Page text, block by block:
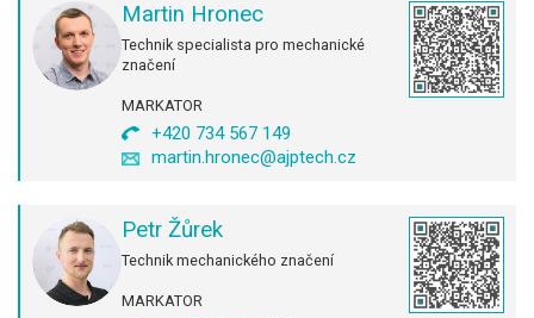
Martin Hronec
Technik specialista pro mechanické
značení
MARKATOR
+420 734 567 149
martin.hronec@ajptech.cz
Petr Žůrek
Technik mechanického značení
MARKATOR